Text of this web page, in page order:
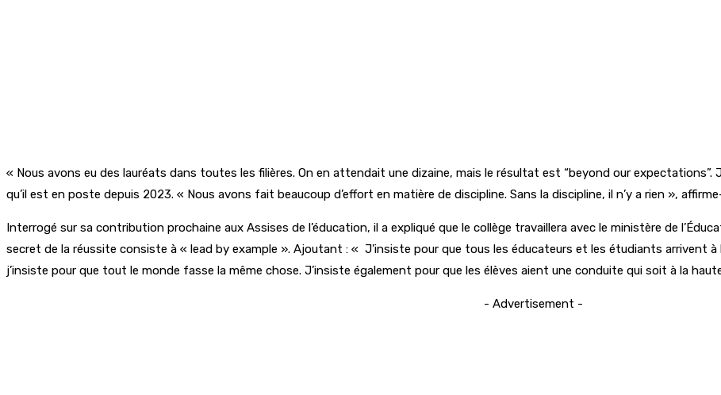
« Nous avons eu des lauréats dans toutes les filières. On en attendait une dizaine, mais le résultat est “beyond our
qu’il est en poste depuis 2023. « Nous avons fait beaucoup d’effort en matière de discipline. Sans la discipline, il n’y a rien »,
Interrogé sur sa contribution prochaine aux Assises de l’éducation, il a expliqué que le collège travaillera avec le ministère de
secret de la réussite consiste à « lead by example ». Ajoutant : « J’insiste pour que tous les éducateurs et les étudiants arrivent
j’insiste pour que tout le monde fasse la même chose. J’insiste également pour que les élèves aient une conduite qui soit à la
- Advertisement -